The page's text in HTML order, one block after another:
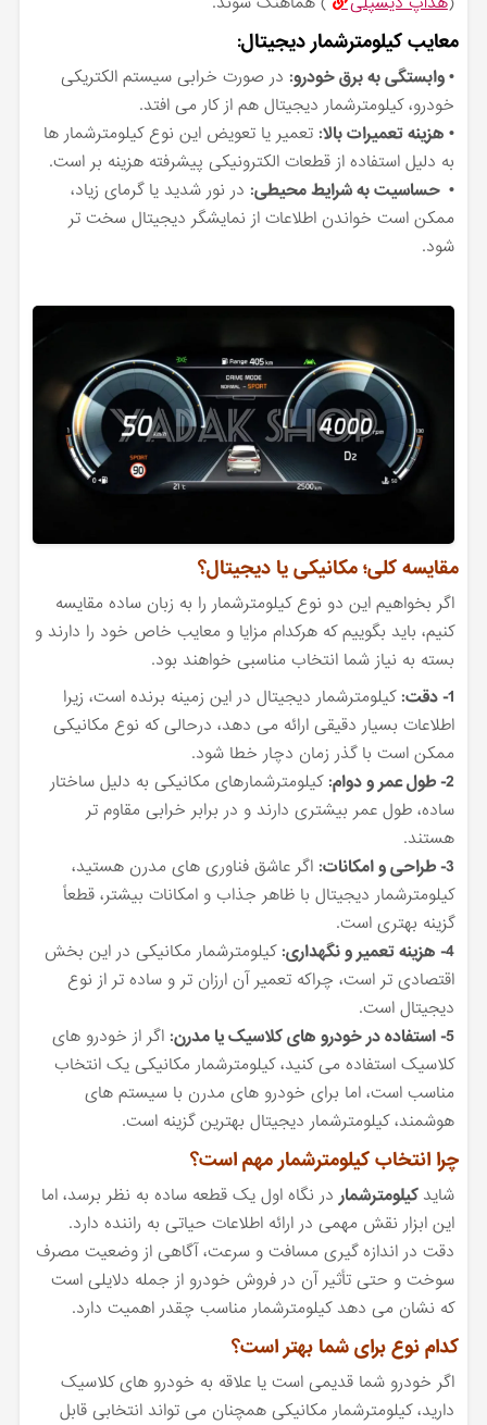
معایب کیلومترشمار دیجیتال:
• وابستگی به برق خودرو: در صورت خرابی سیستم الکتریکی
خودرو، کیلومترشمار دیجیتال هم از کار می افتد.
• هزینه تعمیرات بالا: تعمیر یا تعویض این نوع کیلومترشمار ها
به دلیل استفاده از قطعات الکترونیکی پیشرفته هزینه بر است.
• حساسیت به شرایط محیطی: در نور شدید یا گرمای زیاد،
ممکن است خواندن اطلاعات از نمایشگر دیجیتال سخت تر
شود.
مقایسه کلی؛ مکانیکی یا دیجیتال؟
اگر بخواهیم این دو نوع کیلومترشمار را به زبان ساده مقایسه
کنیم، باید بگوییم که هرکدام مزایا و معایب خاص خود را دارند و
بسته به نیاز شما انتخاب مناسبی خواهند بود.
1- دقت:
کیلومترشمار دیجیتال در این زمینه برنده است، زیرا
اطلاعات بسیار دقیقی ارائه می دهد، درحالی که نوع مکانیکی
ممکن است با گذر زمان دچار خطا شود.
2- طول عمر و دوام:
کیلومترشمارهای مکانیکی به دلیل ساختار
ساده، طول عمر بیشتری دارند و در برابر خرابی مقاوم تر
هستند.
3- طراحی و امکانات:
اگر عاشق فناوری های مدرن هستید،
کیلومترشمار دیجیتال با ظاهر جذاب و امکانات بیشتر، قطعاً
گزینه بهتری است.
4- هزینه تعمیر و نگهداری:
کیلومترشمار مکانیکی در این بخش
اقتصادی تر است، چراکه تعمیر آن ارزان تر و ساده تر از نوع
دیجیتال است.
5- استفاده در خودرو های کلاسیک یا مدرن:
اگر از خودرو های
کلاسیک استفاده می کنید، کیلومترشمار مکانیکی یک انتخاب
مناسب است، اما برای خودرو های مدرن با سیستم های
هوشمند، کیلومترشمار دیجیتال بهترین گزینه است.
چرا انتخاب کیلومترشمار مهم است؟
شاید کیلومترشمار در نگاه اول یک قطعه ساده به نظر برسد، اما
این ابزار نقش مهمی در ارائه اطلاعات حیاتی به راننده دارد.
دقت در اندازه گیری مسافت و سرعت، آگاهی از وضعیت مصرف
سوخت و حتی تأثیر آن در فروش خودرو از جمله دلایلی است
که نشان می دهد کیلومترشمار مناسب چقدر اهمیت دارد.
کدام نوع برای شما بهتر است؟
اگر خودرو شما قدیمی است یا علاقه به خودرو های کلاسیک
دارید، کیلومترشمار مکانیکی همچنان می تواند انتخابی قابل